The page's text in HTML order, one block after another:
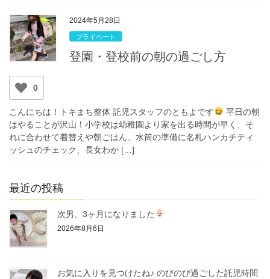
2024年5月28日
プライベート
登園・登校前の朝の過ごし方
0
こんにちは！トキまち整体 託児スタッフのともよです
平日の朝
はやることが沢山！小学校は幼稚園より家を出る時間が早く、そ
れに合わせて着替えや朝ごはん、水筒の準備に名札ハンカチティ
ッシュのチェック、長女わか […]
最近の投稿
次男、3ヶ月になりました
2026年8月6日
お気に入りを見つけたね♪ のびのび過ごした託児時間